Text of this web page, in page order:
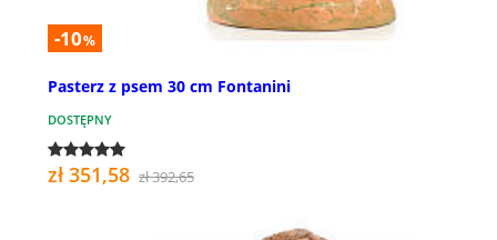
-10%
Pasterz z psem 30 cm Fontanini
DOSTĘPNY
zł 351,58 zł 392,65